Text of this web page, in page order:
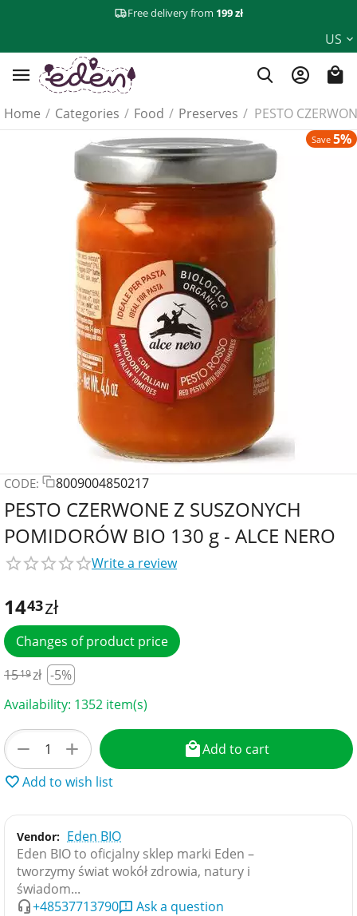
Free delivery from 199 zł
US
Home / Categories / Food / Preserves / PESTO
Save 5%
CODE: 8009004850217
PESTO CZERWONE Z SUSZONYCH
POMIDORÓW BIO 130 g - ALCE NERO
Write a review
1443zł
Changes of product price
1519zł -5%
Availability: 1352 item(s)
+
−
Add to cart
Add to wish list
Vendor: Eden BIO
Eden BIO to oficjalny sklep marki Eden –
tworzymy świat wokół zdrowia, natury i
świadom...
+48537713790
Ask a question